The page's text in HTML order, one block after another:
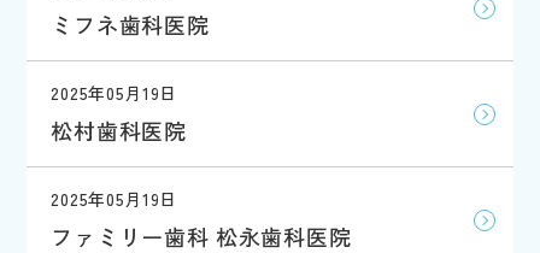
ミフネ歯科医院
2025年05月19日
松村歯科医院
2025年05月19日
ファミリー歯科 松永歯科医院